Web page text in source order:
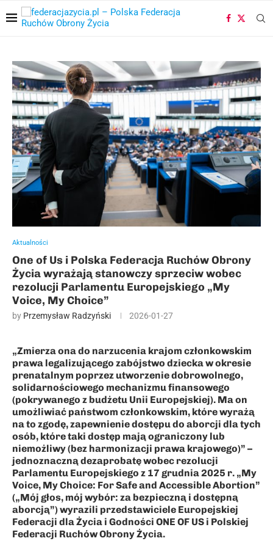
Aktualności
One of Us i Polska Federacja Ruchów Obrony
Życia wyrażają stanowczy sprzeciw wobec
rezolucji Parlamentu Europejskiego „My
Voice, My Choice”
by Przemysław Radzyński 2026-01-27
„Zmierza ona do narzucenia krajom członkowskim
prawa legalizującego zabójstwo dziecka w okresie
prenatalnym poprzez utworzenie dobrowolnego,
solidarnościowego mechanizmu finansowego
(pokrywanego z budżetu Unii Europejskiej). Ma on
umożliwiać państwom członkowskim, które wyrażą
na to zgodę, zapewnienie dostępu do aborcji dla tych
osób, które taki dostęp mają ograniczony lub
niemożliwy (bez harmonizacji prawa krajowego)” –
jednoznaczną dezaprobatę wobec rezolucji
Parlamentu Europejskiego z 17 grudnia 2025 r. „My
Voice, My Choice: For Safe and Accessible Abortion”
(„Mój głos, mój wybór: za bezpieczną i dostępną
aborcją”) wyrazili przedstawiciele Europejskiej
Federacji dla Życia i Godności ONE OF US i Polskiej
Federacji Ruchów Obrony Życia.